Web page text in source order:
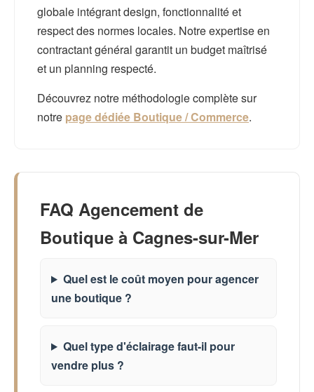
globale intégrant design, fonctionnalité et
respect des normes locales. Notre expertise en
contractant général garantit un budget maîtrisé
et un planning respecté.
Découvrez notre méthodologie complète sur
notre page dédiée Boutique / Commerce.
FAQ Agencement de
Boutique à Cagnes-sur-Mer
Quel est le coût moyen pour agencer
une boutique ?
Quel type d'éclairage faut-il pour
vendre plus ?